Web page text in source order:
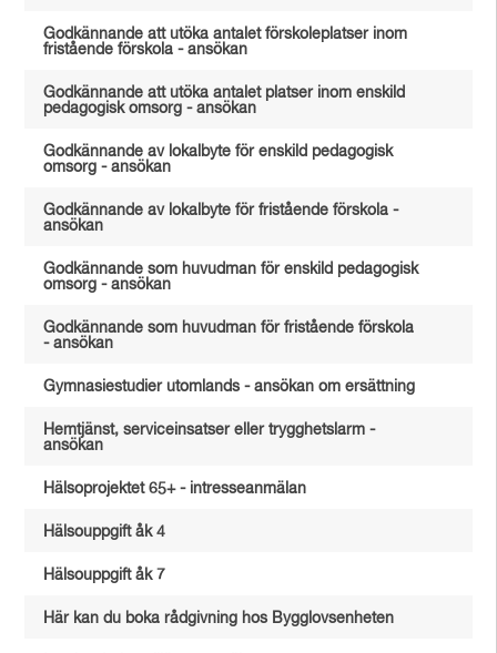
Godkännande att utöka antalet förskoleplatser inom
fristående förskola - ansökan
Godkännande att utöka antalet platser inom enskild
pedagogisk omsorg - ansökan
Godkännande av lokalbyte för enskild pedagogisk
omsorg - ansökan
Godkännande av lokalbyte för fristående förskola -
ansökan
Godkännande som huvudman för enskild pedagogisk
omsorg - ansökan
Godkännande som huvudman för fristående förskola
- ansökan
Gymnasiestudier utomlands - ansökan om ersättning
Hemtjänst, serviceinsatser eller trygghetslarm -
ansökan
Hälsoprojektet 65+ - intresseanmälan
Hälsouppgift åk 4
Hälsouppgift åk 7
Här kan du boka rådgivning hos Bygglovsenheten